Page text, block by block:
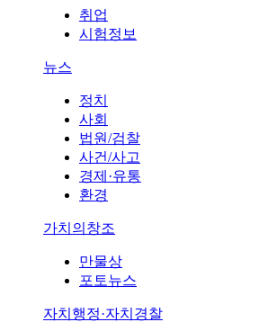
취업
시험정보
뉴스
정치
사회
법원/검찰
사건/사고
경제·유통
환경
가치의창조
만물상
포토뉴스
자치행정·자치경찰